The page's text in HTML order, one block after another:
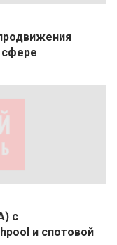
сфере
с
и спотовой